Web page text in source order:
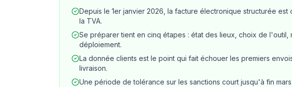
Depuis le 1er janvier 2026, la facture électronique structurée
la TVA.
Se préparer tient en cinq étapes : état des lieux, choix de l'outil,
déploiement.
La donnée clients est le point qui fait échouer les premiers
livraison.
Une période de tolérance sur les sanctions court jusqu'à fin